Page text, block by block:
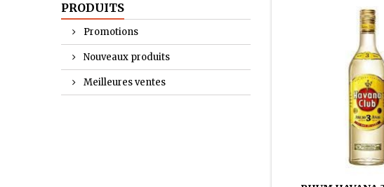
PRODUITS
Promotions
Nouveaux produits
Meilleures ventes